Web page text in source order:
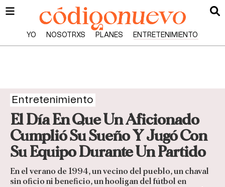
YO NOSOTRXS PLANES ENTRETENIMIENTO
Entretenimiento
El Día En Que Un Aficionado
Cumplió Su Sueño Y Jugó Con
Su Equipo Durante Un Partido
En el verano de 1994, un vecino del pueblo, un chaval
sin oficio ni beneficio, un hooligan del fútbol en